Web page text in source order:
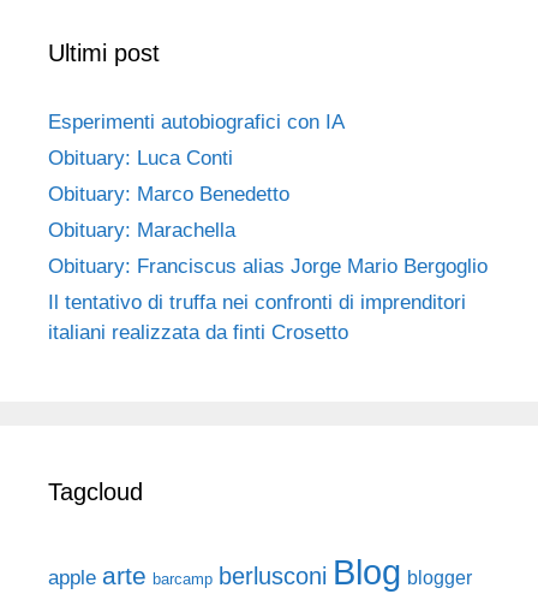
Ultimi post
Esperimenti autobiografici con IA
Obituary: Luca Conti
Obituary: Marco Benedetto
Obituary: Marachella
Obituary: Franciscus alias Jorge Mario Bergoglio
Il tentativo di truffa nei confronti di imprenditori
italiani realizzata da finti Crosetto
Tagcloud
apple arte barcamp berlusconi Blog blogger